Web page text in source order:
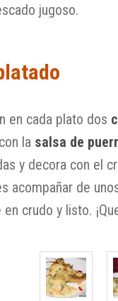
jugoso.
en cada plato dos
la salsa de
y decora con el
acompañar de
en crudo y listo.